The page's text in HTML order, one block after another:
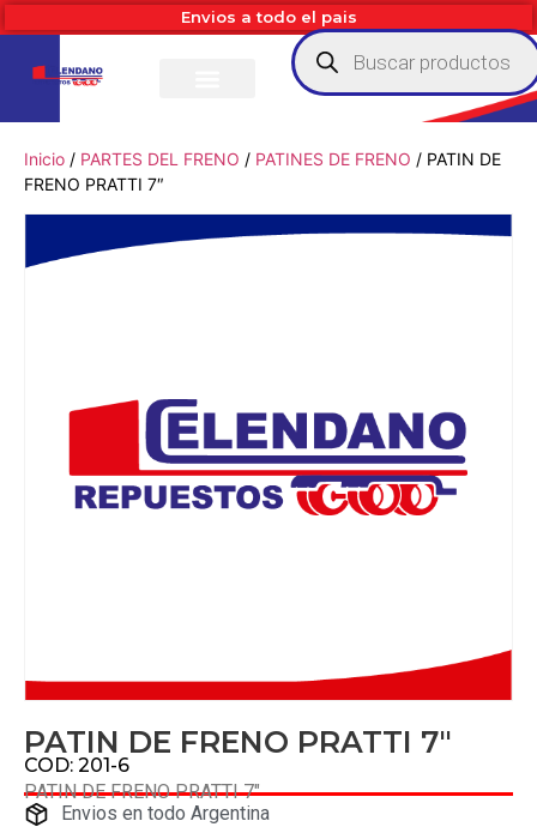
Envios a todo el pais
Inicio / PARTES DEL FRENO / PATINES DE FRENO / PATIN DE
FRENO PRATTI 7″
PATIN DE FRENO PRATTI 7″
COD: 201-6
PATIN DE FRENO PRATTI 7″
Envios en todo Argentina